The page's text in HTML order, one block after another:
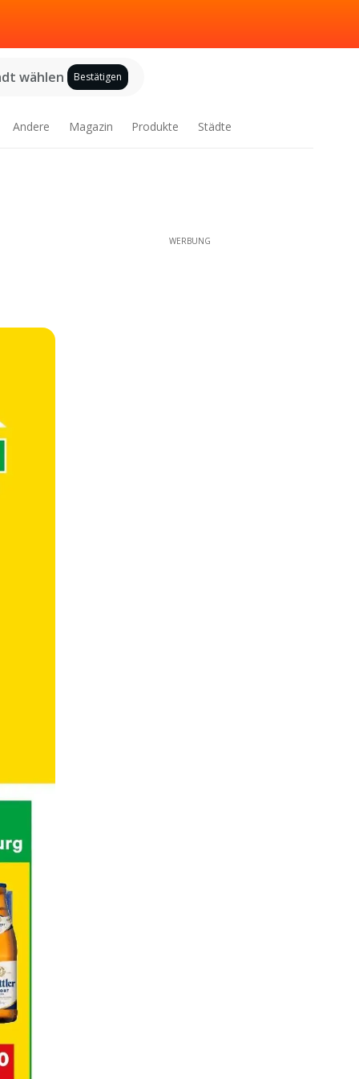
wählen Bestätigen
Andere Magazin Produkte Städte
WERBUNG